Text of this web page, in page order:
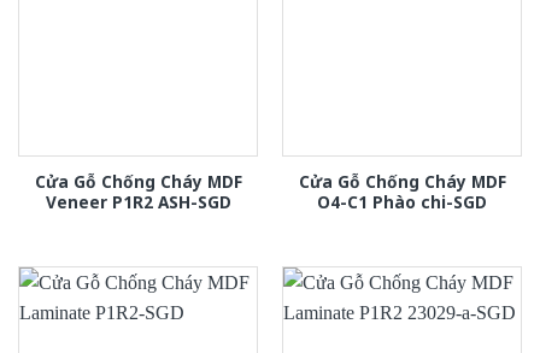
Cửa Gỗ Chống Cháy MDF
Veneer P1R2 ASH-SGD
Cửa Gỗ Chống Cháy MDF
O4-C1 Phào chi-SGD